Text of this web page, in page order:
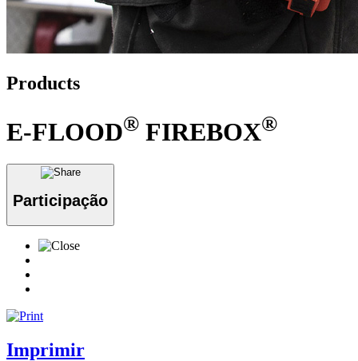
Products
E-FLOOD® FIREBOX®
Participação
Imprimir